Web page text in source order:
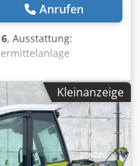
Anrufen
, Ausstattung:
unter PickUp / 6905
LoadSensing
Lichtpaket /
Agfskr
Kleinanzeige